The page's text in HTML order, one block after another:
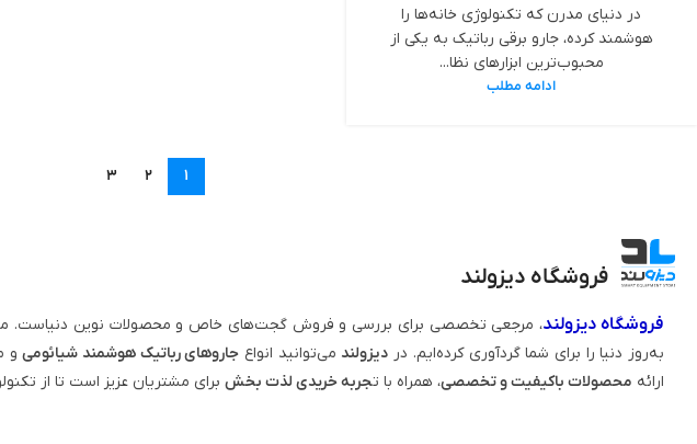
در دنیای مدرن که تکنولوژی خانه‌ها را
هوشمند کرده، جارو برقی رباتیک به یکی از
محبوب‌ترین ابزارهای نظا...
ادامه مطلب
1
2
3
فروشگاه دیزولند
فروشگاه دیزولند، مرجعی تخصصی برای بررسی و فروش گجت‌های خاص و محصولات نوین دنیاست. ما
به‌روز دنیا را برای شما گردآوری کرده‌ایم. در دیزولند می‌توانید انواع جاروهای رباتیک هوشمند شیائومیو
ارائه محصولات باکیفیت و تخصصی، همراه با تجربه خریدی لذت‌ بخش برای مشتریان عزیز است تا از